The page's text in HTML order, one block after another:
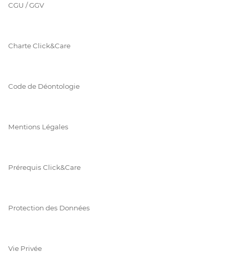
CGU / GGV
Charte Click&Care
Code de Déontologie
Mentions Légales
Prérequis Click&Care
Protection des Données
Vie Privée